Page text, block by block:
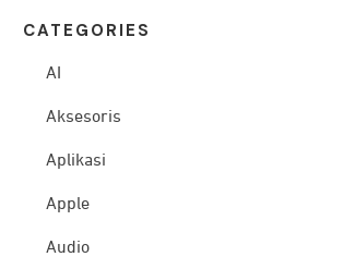
CATEG ORIES
AI
Aksesoris
Aplikasi
Apple
Audio